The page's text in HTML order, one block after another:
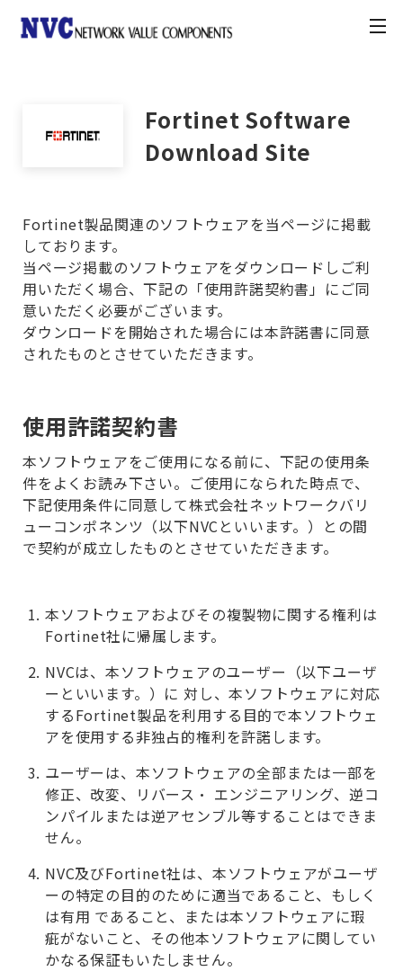
toggle
お知らせ
ナレッジベース
カスタマーポータル
Fortinet Software
Download Site
Fortinet製品関連のソフトウェアを当ページに掲載
しております。
当ページ掲載のソフトウェアをダウンロードしご利
用いただく場合、下記の「使用許諾契約書」にご同
意いただく必要がございます。
ダウンロードを開始された場合には本許諾書に同意
されたものとさせていただきます。
使用許諾契約書
本ソフトウェアをご使用になる前に、下記の使用条
件をよくお読み下さい。ご使用になられた時点で、
下記使用条件に同意して株式会社ネットワークバリ
ューコンポネンツ（以下NVCといいます。）との間
で契約が成立したものとさせていただきます。
本ソフトウェアおよびその複製物に関する権利は
Fortinet社に帰属します。
NVCは、本ソフトウェアのユーザー（以下ユーザ
ーといいます。）に 対し、本ソフトウェアに対応
するFortinet製品を利用する目的で本ソフトウェ
アを使用する非独占的権利を許諾します。
ユーザーは、本ソフトウェアの全部または一部を
修正、改変、リバース・ エンジニアリング、逆コ
ンパイルまたは逆アセンブル等することはできま
せん。
NVC及びFortinet社は、本ソフトウェアがユーザ
ーの特定の目的のために適当であること、もしく
は有用 であること、または本ソフトウェアに瑕
疵がないこと、その他本ソフトウェアに関してい
かなる保証もいたしません。